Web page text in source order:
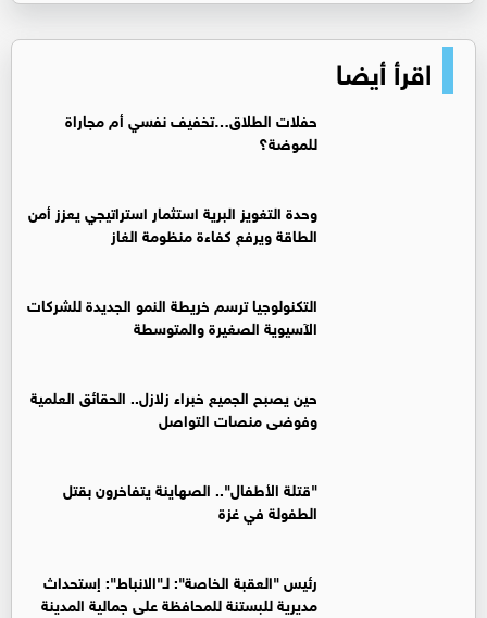
اقرأ أيضا
حفلات الطلاق…تخفيف نفسي أم مجاراة
للموضة؟
وحدة التغويز البرية استثمار استراتيجي يعزز أمن
الطاقة ويرفع كفاءة منظومة الغاز
التكنولوجيا ترسم خريطة النمو الجديدة للشركات
الآسيوية الصغيرة والمتوسطة
حين يصبح الجميع خبراء زلازل.. الحقائق العلمية
وفوضى منصات التواصل
"قتلة الأطفال".. الصهاينة يتفاخرون بقتل
الطفولة في غزة
رئيس "العقبة الخاصة": لـ"الانباط": إستحداث
مديرية للبستنة للمحافظة على جمالية المدينة